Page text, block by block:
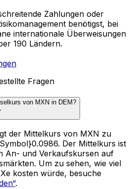
Zahlungen oder
benötigst, bei
internationale Überweisungen
190 Ländern.
Fragen
von MXN in DEM?
der Mittelkurs von MXN zu
Der Mittelkurs ist
An- und Verkaufskursen auf
Um zu sehen, wie viel
kosten würde, besuche
.